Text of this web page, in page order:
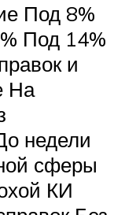
Под 8%
Под 14%
и
На
недели
сферы
КИ